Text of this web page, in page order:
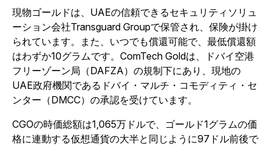
現物ゴールドは、UAEの信頼できるセキュリティソリュ
ーション会社Transguard Groupで保管され、保険が掛け
られています。また、いつでも償還可能で、最低償還額
はわずか10グラムです。ComTech Goldは、ドバイ空港
フリーゾーン局（DAFZA）の規制下にあり、現地の
UAE政府機関であるドバイ・マルチ・コモディティ・セ
ンター（DMCC）の承認を受けています。
CGOの時価総額は1,065万ドルで、ゴールド1グラムの価
格に連動する仮想通貨の大半と同じように97ドル前後で